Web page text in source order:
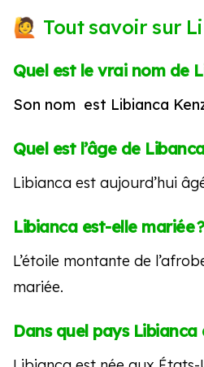
Tout savoir sur
Quel est le vrai nom de
Son nom est Libianca
Quel est l’âge de
Libianca est aujourd’hui
Libianca est-elle mariée ?
L’étoile montante de
mariée.
Dans quel pays Libianca